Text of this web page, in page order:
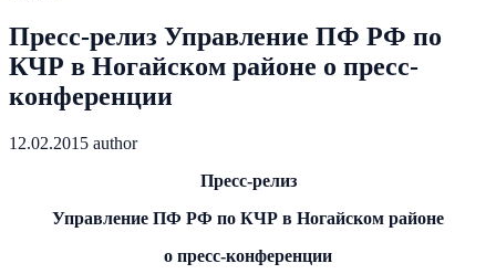
Пресс-релиз Управление ПФ РФ по
КЧР в Ногайском районе о пресс-
конференции
12.02.2015 author
Пресс-релиз
Управление ПФ РФ по КЧР в Ногайском районе
о пресс-конференции